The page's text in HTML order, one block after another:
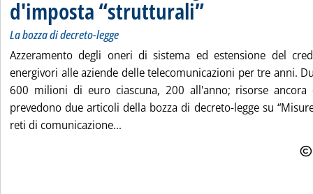
d'imposta “strutturali”
La bozza di decreto-legge
Azzeramento degli oneri di sistema ed estensione del
energivori alle aziende delle telecomunicazioni per tre anni.
600 milioni di euro ciascuna, 200 all'anno; risorse ancora
prevedono due articoli della bozza di decreto-legge su
reti di comunicazione...